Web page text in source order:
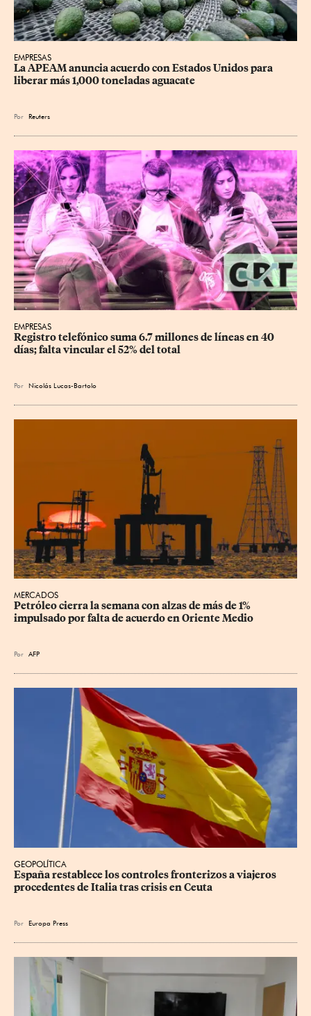
EMPRESAS
La APEAM anuncia acuerdo con Estados Unidos para
liberar más 1,000 toneladas aguacate
Por Reuters
EMPRESAS
Registro telefónico suma 6.7 millones de líneas en 40
días; falta vincular el 52% del total
Por Nicolás Lucas-Bartolo
MERCADOS
Petróleo cierra la semana con alzas de más de 1%
impulsado por falta de acuerdo en Oriente Medio
Por AFP
GEOPOLÍTICA
España restablece los controles fronterizos a viajeros
procedentes de Italia tras crisis en Ceuta
Por Europa Press